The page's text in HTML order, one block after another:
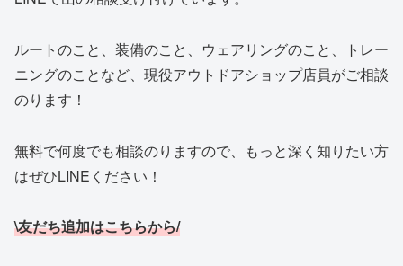
ルートのこと、装備のこと、ウェアリングのこと、トレー
ニングのことなど、現役アウトドアショップ店員がご相談
のります！
無料で何度でも相談のりますので、もっと深く知りたい方
はぜひLINEください！
\友だち追加はこちらから/